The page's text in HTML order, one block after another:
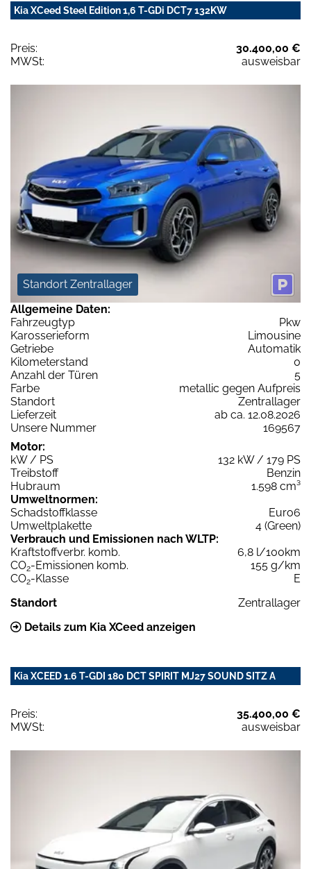
Kia XCeed Steel Edition 1,6 T-GDi DCT7 132KW
Preis:
30.400,00 €
MWSt:
ausweisbar
Standort Zentrallager
Allgemeine Daten:
Fahrzeugtyp
Pkw
Karosserieform
Limousine
Getriebe
Automatik
Kilometerstand
0
Anzahl der Türen
5
Farbe
metallic gegen Aufpreis
Standort
Zentrallager
Lieferzeit
ab ca. 12.08.2026
Unsere Nummer
169567
Motor:
kW / PS
132 kW / 179 PS
Treibstoff
Benzin
Hubraum
1.598 cm³
Umweltnormen:
Schadstoffklasse
Euro6
Umweltplakette
4 (Green)
Verbrauch und Emissionen nach WLTP:
Kraftstoffverbr. komb.
6,8 l/100km
CO2-Emissionen komb.
155 g/km
CO2-Klasse
E
Standort
Zentrallager
Details zum Kia XCeed anzeigen
Kia XCEED 1.6 T-GDI 180 DCT SPIRIT MJ27 SOUND SITZ A
Preis:
35.400,00 €
MWSt:
ausweisbar